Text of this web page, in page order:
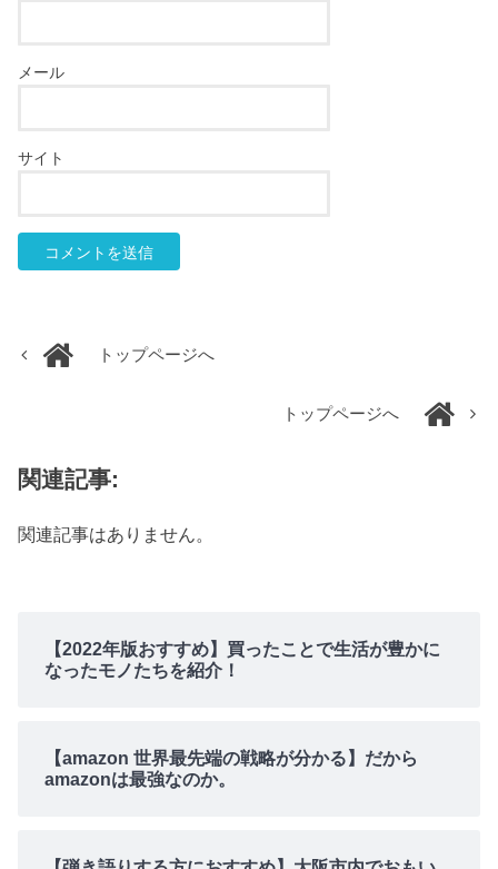
メール
サイト
トップページへ
トップページへ
関連記事:
関連記事はありません。
【2022年版おすすめ】買ったことで生活が豊かに
なったモノたちを紹介！
【amazon 世界最先端の戦略が分かる】だから
amazonは最強なのか。